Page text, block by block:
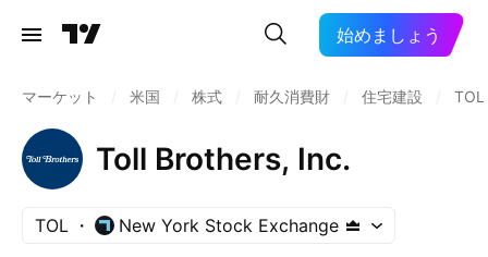
始めましょう
マーケット 米国 株式 耐久消費財 住宅建設 TOL
Toll Brothers, Inc.
TOL New York Stock Exchange